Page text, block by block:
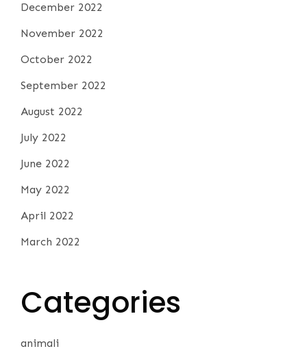
December 2022
November 2022
October 2022
September 2022
August 2022
July 2022
June 2022
May 2022
April 2022
March 2022
Categories
animali